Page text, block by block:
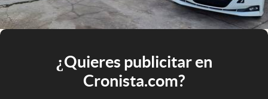
¿Quieres publicitar en
Cronista.com?